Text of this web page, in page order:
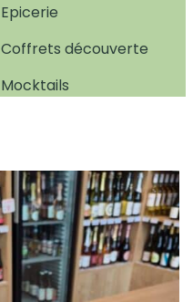
Epicerie
Coffrets découverte
Mocktails